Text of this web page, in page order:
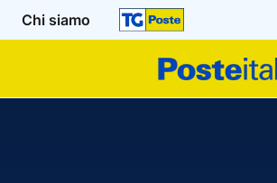
Chi siamo
Poste
Italiane